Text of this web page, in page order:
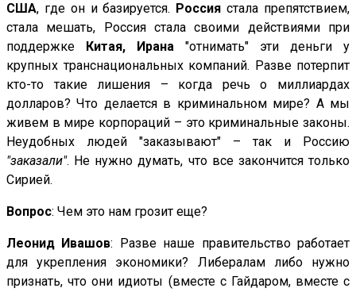
США, где он и базируется. Россиястала препятствием,
стала мешать, Россия стала своими действиями при
поддержке
Китая, Ирана "отнимать" эти деньги у
крупных транснациональных компаний. Разве потерпит
кто-то такие лишения – когда речь о миллиардах
долларов? Что делается в криминальном мире? А мы
живем в мире корпораций – это криминальные законы.
Неудобных людей "заказывают" – так и Россию
"заказали". Не нужно думать, что все закончится только
Сирией.
Вопрос: Чем это нам грозит еще?
Леонид Ивашов: Разве наше правительство работает
для укрепления экономики? Либералам либо нужно
признать, что они идиоты (вместе с Гайдаром, вместе с